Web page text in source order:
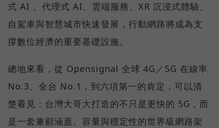
式 AI 、代理式 AI、雲端服務、XR 沉浸式體驗、
自駕車與智慧城市快速發展，行動網路將成為支
撐數位經濟的重要基礎設施。
總地來看，從 Opensignal 全球 4G／5G 在線率
No.3、全台 No.1，到六項第一的肯定，可以清
楚看見：台灣大哥大打造的不只是更快的 5G，而
是一套兼顧涵蓋、容量與穩定性的世界級網路架